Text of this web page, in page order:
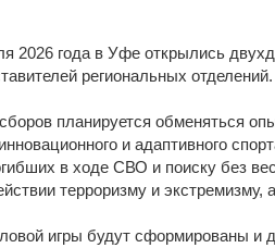
2026 года в Уфе открылись
региональных отделений.
планируется обменяться
и адаптивного
в ходе СВО и поиску без
терроризму и
игры будут сформированы и